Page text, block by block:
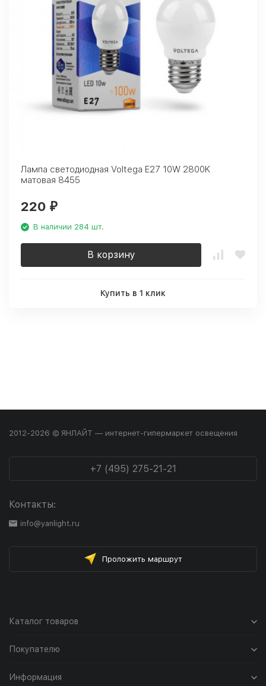
Лампа светодиодная Voltega E27 10W 2800K
матовая 8455
220 ₽
В наличии 284 шт.
В корзину
Купить в 1 клик
2012-2026 © ЯНЛАЙТ — интернет-гипермаркет освещения
+7 (495) 275-21-21
Контакты:
info@yanlight.ru
Проложить маршрут
Каталог товаров
Покупателю
Информация